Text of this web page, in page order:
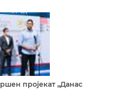
пројекат „Данас